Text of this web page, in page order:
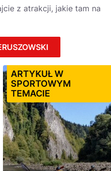
z atrakcji, jakie tam na
ARTYKUŁ W
SPORTOWYM
TEMACIE